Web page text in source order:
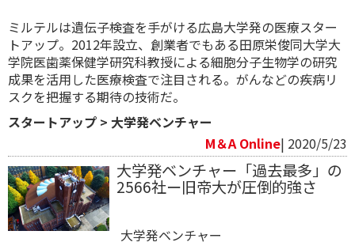
ミルテルは遺伝子検査を手がける広島大学発の医療スター
トアップ。2012年設立、創業者でもある田原栄俊同大学大
学院医歯薬保健学研究科教授による細胞分子生物学の研究
成果を活用した医療検査で注目される。がんなどの疾病リ
スクを把握する期待の技術だ。
スタートアップ > 大学発ベンチャー
M＆A Online| 2020/5/23
大学発ベンチャー「過去最多」の
2566社ー旧帝大が圧倒的強さ
大学発ベンチャー